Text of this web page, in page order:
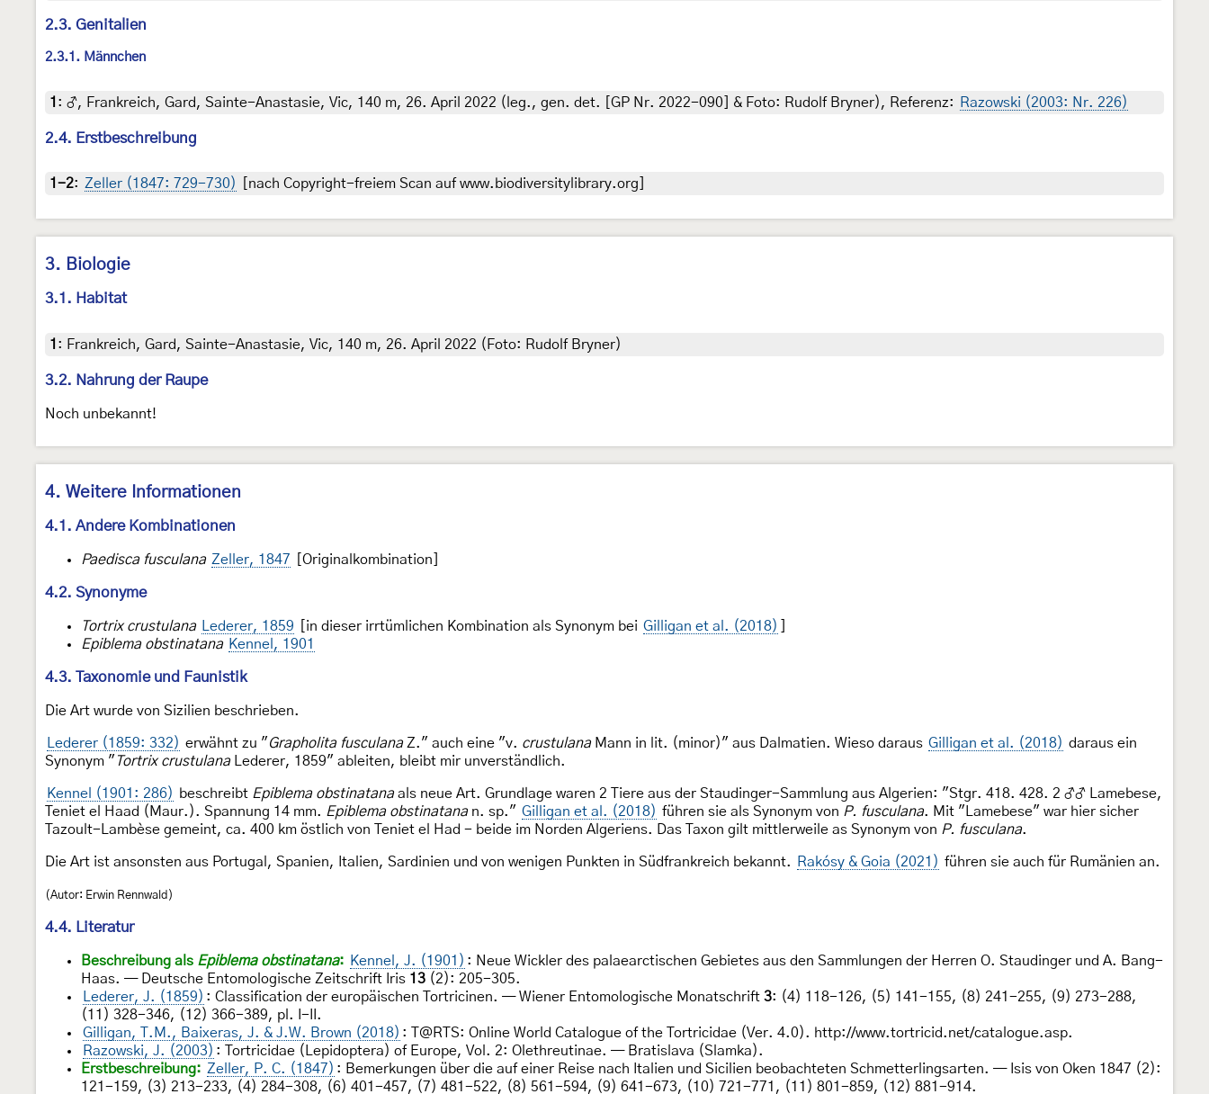
2.3. Genitalien
2.3.1. Männchen
1 : ♂, Frankreich, Gard, Sainte-Anastasie, Vic, 140 m, 26. April 2022 (leg., gen. det. [GP Nr. 2022-090] & Foto: Rudolf Bryner), Referenz: Razowski (2003: Nr. 226)
2.4. Erstbeschreibung
1-2: Zeller (1847: 729-730) [nach Copyright-freiem Scan auf www.biodiversitylibrary.org]
3. Biologie
3.1. Habitat
1 : Frankreich, Gard, Sainte-Anastasie, Vic, 140 m, 26. April 2022 (Foto: Rudolf Bryner)
3.2. Nahrung der Raupe
Noch unbekannt!
4. Weitere Informationen
4.1. Andere Kombinationen
Paedisca fusculana Zeller, 1847 [Originalkombination]
4.2. Synonyme
Tortrix crustulana Lederer, 1859 [in dieser irrtümlichen Kombination als Synonym bei Gilligan et al. (2018)
Epiblema obstinatana Kennel, 1901
4.3. Taxonomie und Faunistik
Die Art wurde von Sizilien beschrieben.
Lederer (1859: 332) erwähnt zu "Grapholita fusculanaZ." auch eine "v. crustulanaMann in lit. (minor)" aus Dalmatien. Wieso daraus Gilligan et al. (2018) daraus ein
Synonym " Tortrix crustulanaLederer, 1859" ableiten, bleibt mir unverständlich.
Kennel (1901: 286) beschreibt Epiblema obstinatanaals neue Art. Grundlage waren 2 Tiere aus der Staudinger-Sammlung aus Algerien: "Stgr. 418. 428. 2 ♂♂ Lamebese,
Teniet el Haad (Maur.). Spannung 14 mm. Epiblema obstinatanan. sp." Gilligan et al. (2018) führen sie als Synonym von P. fusculana. Mit "Lamebese" war hier sicher
Tazoult-Lambèse gemeint, ca. 400 km östlich von Teniet el Had - beide im Norden Algeriens. Das Taxon gilt mittlerweile as Synonym von P. fusculana.
Die Art ist ansonsten aus Portugal, Spanien, Italien, Sardinien und von wenigen Punkten in Südfrankreich bekannt. Rakósy & Goia (2021) führen sie auch für Rumänien an.
(Autor: Erwin Rennwald)
4.4. Literatur
Beschreibung als Epiblema obstinatana: Kennel, J. (1901) : Neue Wickler des palaearctischen Gebietes aus den Sammlungen der Herren O. Staudinger und A. Bang-
Haas. — Deutsche Entomologische Zeitschrift Iris 13 (2): 205-305.
Lederer, J. (1859) : Classification der europäischen Tortricinen. — Wiener Entomologische Monatschrift 3: (4) 118-126, (5) 141-155, (8) 241-255, (9) 273-288,
(11) 328-346, (12) 366-389, pl. I-II.
Gilligan, T.M., Baixeras, J. & J.W. Brown (2018) : T@RTS: Online World Catalogue of the Tortricidae (Ver. 4.0). http://www.tortricid.net/catalogue.asp.
Razowski, J. (2003) : Tortricidae (Lepidoptera) of Europe, Vol. 2: Olethreutinae. — Bratislava (Slamka).
Erstbeschreibung: Zeller, P. C. (1847) : Bemerkungen über die auf einer Reise nach Italien und Sicilien beobachteten Schmetterlingsarten. — Isis von Oken 1847 (2):
121-159, (3) 213-233, (4) 284-308, (6) 401-457, (7) 481-522, (8) 561-594, (9) 641-673, (10) 721-771, (11) 801-859, (12) 881-914.